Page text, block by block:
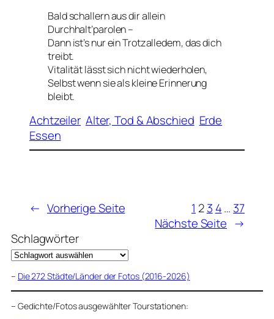
Bald schallern aus dir allein
Durchhalt’parolen –
Dann ist’s nur ein Trotzalledem, das dich
treibt.
Vitalität lässt sich nicht wiederholen,
Selbst wenn sie als kleine Erinnerung
bleibt.
Achtzeiler Alter, Tod & Abschied Erde
Essen
← Vorherige Seite 1 23 4… 37
Nächste Seite →
Schlagwörter
– Die 272 Städte/Länder der Fotos (2016-2026)
– Gedichte/Fotos ausgewählter Tourstationen: